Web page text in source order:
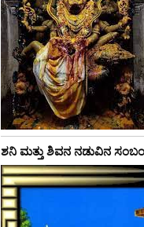
ಶನಿ ಮತ್ತು ಶಿವನ ನಡುವಿನ